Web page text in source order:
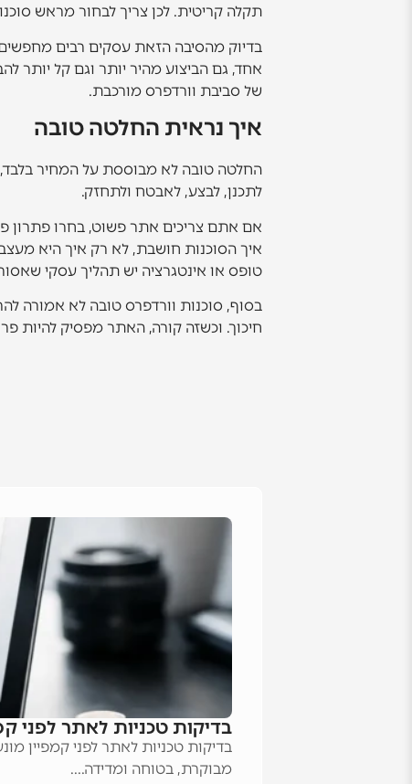
תקלה קריטית. לכן צריך לבחור מראש
בדיוק מהסיבה הזאת עסקים רבים
של סביבת וורדפרס מורכבת.
איך נראית החלטה טובה
החלטה טובה לא מבוססת על המחיר בלבד,
לתכנן, לבצע, לאבטח ולתחזק.
אם אתם צריכים אתר פשוט, בחרו פתרון
איך הסוכנות חושבת, לא רק איך היא
טופס או אינטגרציה יש תהליך עסקי
בסוף, סוכנות וורדפרס טובה לא אמורה
חיכוך. וכשזה קורה, האתר מפסיק להיות
בדיקות טכניות לאתר לפני
בדיקות טכניות לאתר לפני קמפיין
מבוקרת, בטוחה ומדידה....